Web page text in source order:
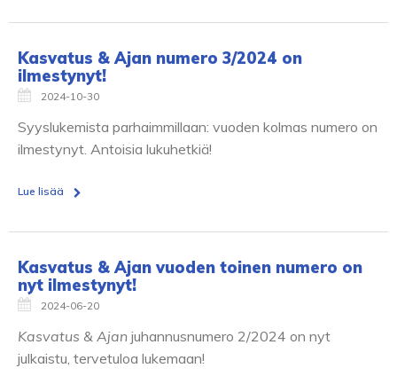
Kasvatus & Ajan numero 3/2024 on
ilmestynyt!
2024-10-30
Syyslukemista parhaimmillaan: vuoden kolmas numero on
ilmestynyt. Antoisia lukuhetkiä!
Lue lisää
Kasvatus & Ajan vuoden toinen numero on
nyt ilmestynyt!
2024-06-20
Kasvatus & Ajan juhannusnumero 2/2024 on nyt
julkaistu, tervetuloa lukemaan!